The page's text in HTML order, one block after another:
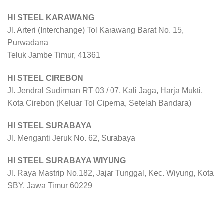
HI STEEL KARAWANG
Jl. Arteri (Interchange) Tol Karawang Barat No. 15,
Purwadana
Teluk Jambe Timur, 41361
HI STEEL CIREBON
Jl. Jendral Sudirman RT 03 / 07, Kali Jaga, Harja Mukti,
Kota Cirebon (Keluar Tol Ciperna, Setelah Bandara)
HI STEEL SURABAYA
Jl. Menganti Jeruk No. 62, Surabaya
HI STEEL SURABAYA WIYUNG
Jl. Raya Mastrip No.182, Jajar Tunggal, Kec. Wiyung, Kota
SBY, Jawa Timur 60229